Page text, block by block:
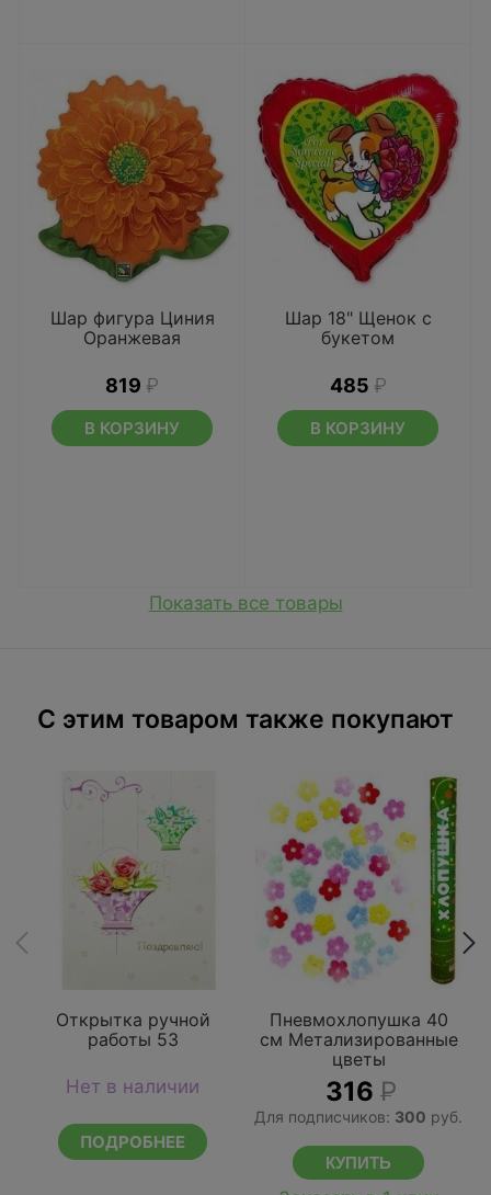
Шар фигура Циния
Оранжевая
819 ₽
В КОРЗИНУ
Шар 18" Щенок с
букетом
485 ₽
В КОРЗИНУ
Показать все товары
C этим товаром также покупают
Открытка ручной
работы 53
Нет в наличии
ПОДРОБНЕЕ
Пневмохлопушка 40
см Метализированные
цветы
316Р
Для подписчиков: 300 руб.